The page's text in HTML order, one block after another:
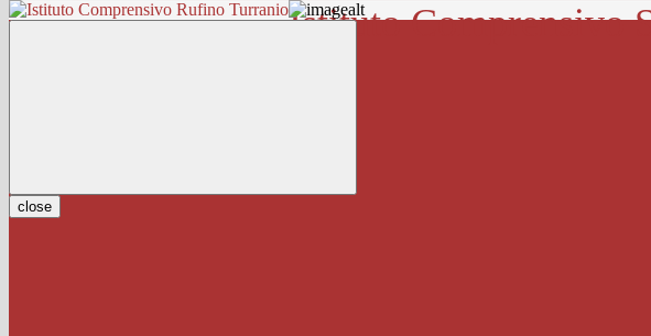
Istituto Comprensivo
close